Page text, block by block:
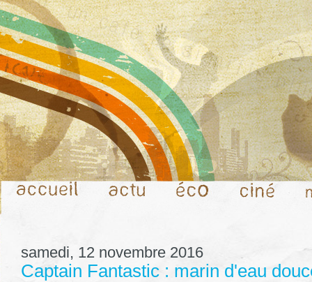
samedi, 12 novembre 2016
Captain Fantastic : marin d'eau